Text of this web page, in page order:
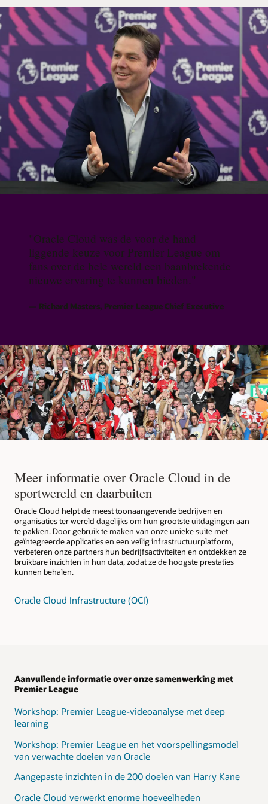
"Oracle Cloud was de voor de hand
liggende keuze voor Premier League om
fans over de hele wereld een baanbrekende
nieuwe ervaring te kunnen bieden."
Richard Masters, Premier League Chief Executive
Meer informatie over Oracle Cloud in de
sportwereld en daarbuiten
Oracle Cloud helpt de meest toonaangevende bedrijven en
organisaties ter wereld dagelijks om hun grootste uitdagingen aan
te pakken. Door gebruik te maken van onze unieke suite met
geïntegreerde applicaties en een veilig infrastructuurplatform,
verbeteren onze partners hun bedrijfsactiviteiten en ontdekken ze
bruikbare inzichten in hun data, zodat ze de hoogste prestaties
kunnen behalen.
Oracle Cloud Infrastructure (OCI)
Aanvullende informatie over onze samenwerking met
Premier League
Workshop: Premier League-videoanalyse met deep
learning
Workshop: Premier League en het voorspellingsmodel
van verwachte doelen van Oracle
Aangepaste inzichten in de 200 doelen van Harry Kane
Oracle Cloud verwerkt enorme hoeveelheden